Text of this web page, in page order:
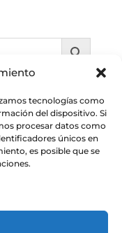
tecnologías como
del dispositivo. Si
procesar datos como
únicos en
es posible que se
Precio